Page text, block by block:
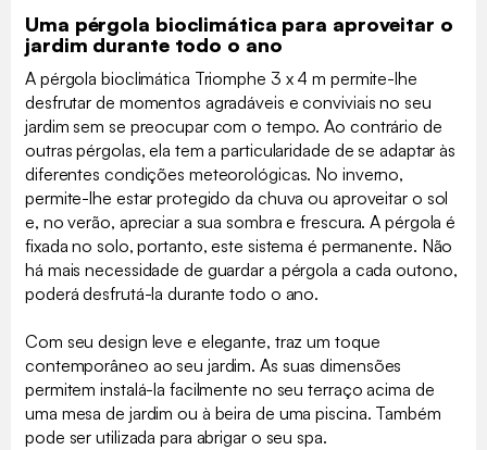
Uma pérgola bioclimática para aproveitar o
jardim durante todo o ano
A pérgola bioclimática Triomphe 3 x 4 m permite-lhe
desfrutar de momentos agradáveis e conviviais no seu
jardim sem se preocupar com o tempo. Ao contrário de
outras pérgolas, ela tem a particularidade de se adaptar às
diferentes condições meteorológicas. No inverno,
permite-lhe estar protegido da chuva ou aproveitar o sol
e, no verão, apreciar a sua sombra e frescura. A pérgola é
fixada no solo, portanto, este sistema é permanente. Não
há mais necessidade de guardar a pérgola a cada outono,
poderá desfrutá-la durante todo o ano.
Com seu design leve e elegante, traz um toque
contemporâneo ao seu jardim. As suas dimensões
permitem instalá-la facilmente no seu terraço acima de
uma mesa de jardim ou à beira de uma piscina. Também
pode ser utilizada para abrigar o seu spa.